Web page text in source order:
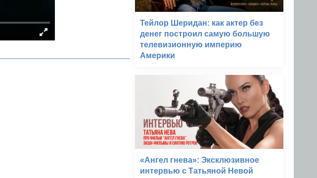
Тейлор Шеридан: как актер без
денег построил самую большую
телевизионную империю
Америки
«Ангел гнева»: Эксклюзивное
интервью с Татьяной Невой